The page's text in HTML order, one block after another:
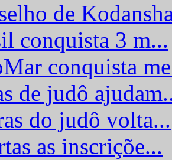
de
conquista 3 m...
conquista
de judô
do judô volta...
as inscriçõe...